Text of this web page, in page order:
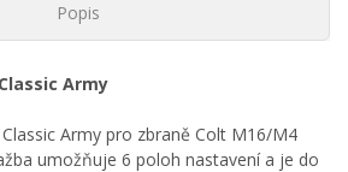
Popis
Army
Army pro zbraně Colt M16/M4
umožňuje 6 poloh nastavení a je do